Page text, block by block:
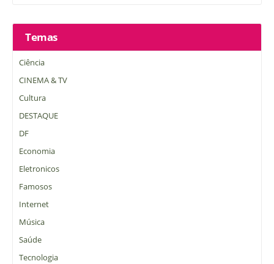
Temas
Ciência
CINEMA & TV
Cultura
DESTAQUE
DF
Economia
Eletronicos
Famosos
Internet
Música
Saúde
Tecnologia